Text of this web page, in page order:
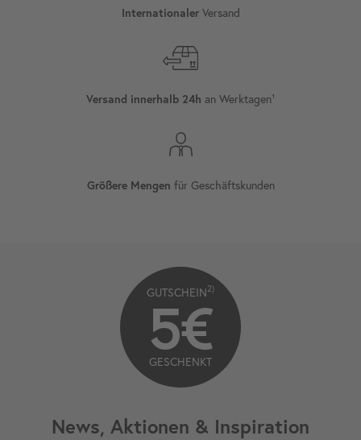
InternationalerVersand
Versand innerhalb 24h an Werktagen¹
Größere Mengen für Geschäftskunden
News, Aktionen & Inspiration
GUTSCHEIN2)
5€
GESCHENKT